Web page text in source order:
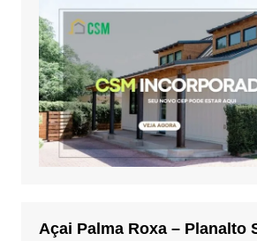
Açai Palma Roxa – Planalto